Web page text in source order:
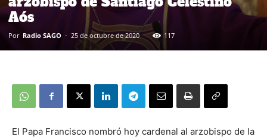
Aós
Por Radio SAGO - 25 de octubre de 2020 117
El Papa Francisco nombró hoy cardenal al arzobispo de la